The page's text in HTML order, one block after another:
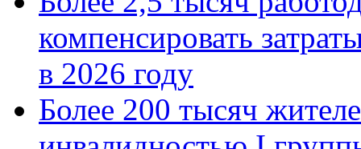
компенсировать
в 2026 году
Более 200 тысяч